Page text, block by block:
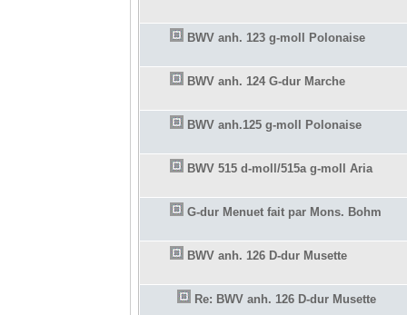
BWV anh. 123 g-moll Polonaise
BWV anh. 124 G-dur Marche
BWV anh.125 g-moll Polonaise
BWV 515 d-moll/515a g-moll Aria
G-dur Menuet fait par Mons. Bohm
BWV anh. 126 D-dur Musette
Re: BWV anh. 126 D-dur Musette